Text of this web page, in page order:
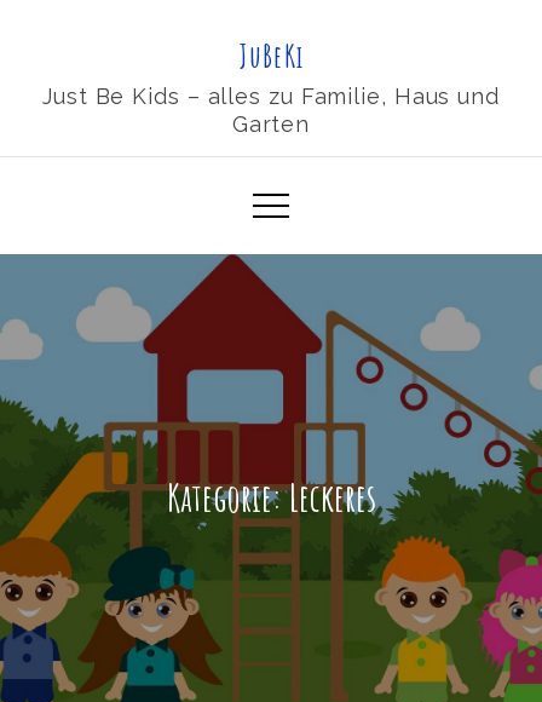
content
JuBeKi
Just Be Kids – alles zu Familie, Haus und
Garten
Kategorie:Leckeres